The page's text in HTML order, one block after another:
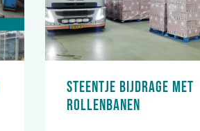
Steentje bijdrage met
rollenbanen